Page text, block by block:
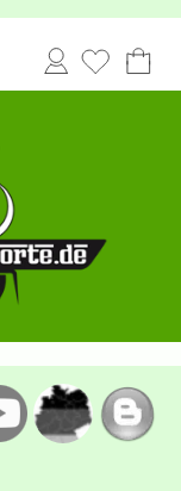
Anmelden